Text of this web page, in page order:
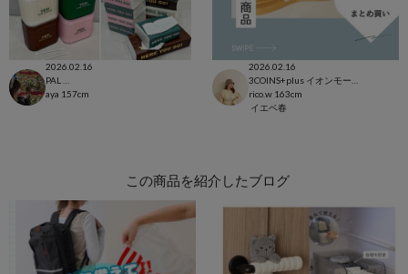
2026.02.16
aya 157cm
2026.02.16
rico.w 163cm
イエベ春
この商品を紹介したブログ